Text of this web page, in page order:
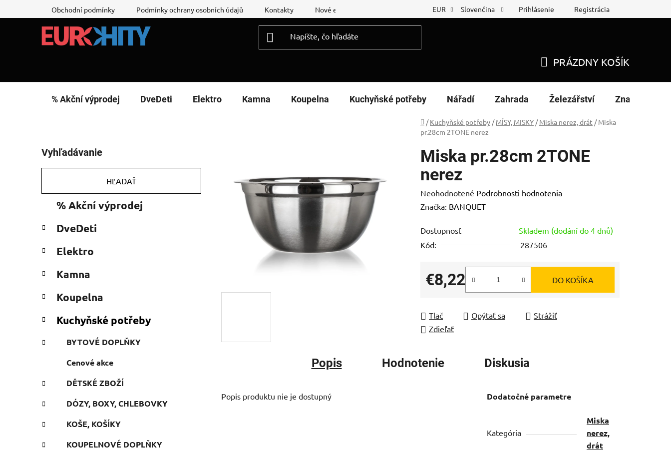
na
Obchodní podmínky Podmínky ochrany osobních údajů Kontakty Nové energetické štítky Reklamační protokol Nákup na splátky
EUR Slovenčina Prihlásenie Registrácia
KOŠÍK
PRÁZDNY KOŠÍK
% Akční výprodej DveDeti Elektro Kamna Koupelna Kuchyňské potřeby Nářadí Zahrada Železářství Značky
Domov
/ Kuchyňské potřeby / MÍSY, MISKY / Miska nerez, drát / Miska
pr.28cm 2TONE nerez
o
č
ý
n
e
Vyhľadávanie
HĽADAŤ
kategórie
e
ó
i
% Akční výprodej
DveDeti
Elektro
Kamna
Koupelna
Kuchyňské potřeby
BYTOVÉ DOPLŇKY
Cenové akce
DĚTSKÉ ZBOŽÍ
DÓZY, BOXY, CHLEBOVKY
KOŠE, KOŠÍKY
KOUPELNOVÉ DOPLŇKY
Miska pr.28cm 2TONE
nerez
Priemerné
hodnotenie
je
0,0
hviezdičiek.
Neohodnotené Podrobnosti hodnotenia
Značka: BANQUET
Dostupnosť
Skladem (dodání do 4 dnů)
Kód:
287506
€8,22
Jednotková cena:
DO KOŠÍKA
Tlač Opýtať sa
Strážiť
Zdieľať
Popis Hodnotenie Diskusia
Popis produktu nie je dostupný Dodatočné parametre
Kategória
Miska
nerez,
drát